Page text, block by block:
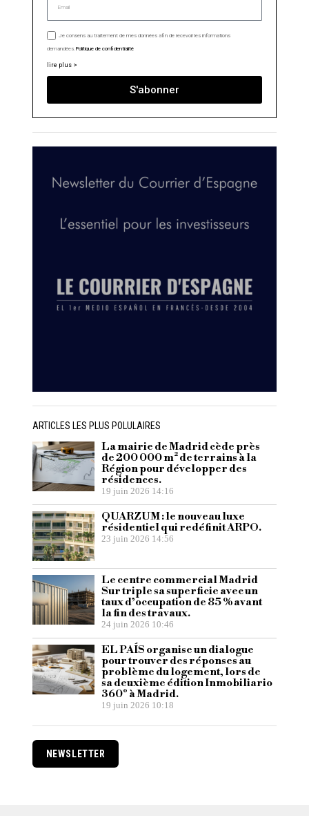
Je consens au traitement de mes données afin de recevoir les informations
demandées.Politique de confidentialité
lire plus >
S'abonner
ARTICLES LES PLUS POLULAIRES
La mairie de Madrid cède près
de 200 000 m² de terrains à la
Région pour développer des
résidences.
19 juin 2026 14:16
QUARZUM : le nouveau luxe
résidentiel qui redéfinit ARPO.
23 juin 2026 14:56
Le centre commercial Madrid
Sur triple sa superficie avec un
taux d’occupation de 85 % avant
la fin des travaux.
24 juin 2026 10:46
EL PAÍS organise un dialogue
pour trouver des réponses au
problème du logement, lors de
sa deuxième édition Inmobiliario
360º à Madrid.
19 juin 2026 10:18
NEWSLETTER